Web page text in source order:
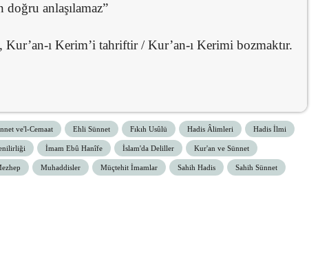
anlaşılamaz”
ı Kerim’i tahriftir / Kur’an-ı Kerimi bozmaktır.
ve'l-Cemaat Ehli Sünnet Fıkıh Usûlü Hadis Âlimleri Hadis İlmi
İmam Ebû Hanîfe İslam'da Deliller Kur'an ve Sünnet
Muhaddisler Müçtehit İmamlar Sahih Hadis Sahih Sünnet